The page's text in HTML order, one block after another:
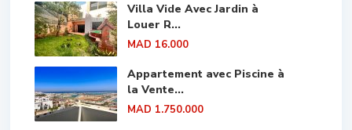
Villa Vide Avec Jardin à
Louer R...
MAD 16.000
Appartement avec Piscine à
la Vente...
MAD 1.750.000